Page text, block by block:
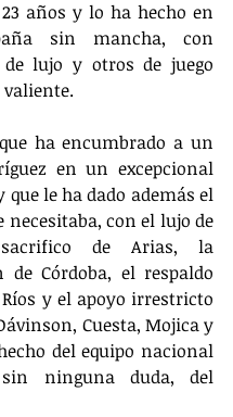
23 años y lo ha hecho en
sin mancha, con
lujo y otros de juego
valiente.
ha encumbrado a un
en un excepcional
le ha dado además el
necesitaba, con el lujo de
de Arias, la
de Córdoba, el respaldo
y el apoyo irrestricto
Cuesta, Mojica y
del equipo nacional
ninguna duda, del